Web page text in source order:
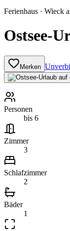
Ferienhaus · Wieck
Ostsee-
Merken
Personen
bis 6
Zimmer
3
Schlafzimmer
2
Bäder
1